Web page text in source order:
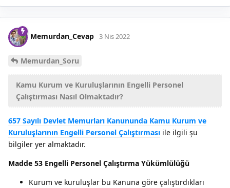
Memurdan_Cevap 3 Nis 2022
Memurdan_Soru
Kamu Kurum ve Kuruluşlarının Engelli Personel
Çalıştırması Nasıl Olmaktadır?
657 Sayılı Devlet Memurları Kanununda Kamu Kurum ve
Kuruluşlarının Engelli Personel Çalıştırması ile ilgili şu
bilgiler yer almaktadır.
Madde 53 Engelli Personel Çalıştırma Yükümlülüğü
Kurum ve kuruluşlar bu Kanuna göre çalıştırdıkları